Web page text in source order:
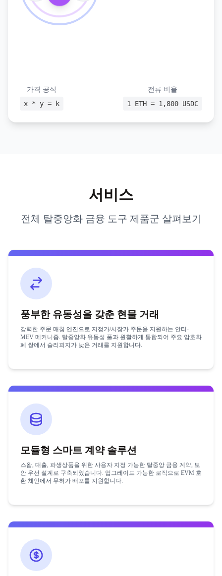
가격 공식
x * y = k
전류 비율
1 ETH = 1,800 USDC
서비스
전체 탈중앙화 금융 도구 제품군 살펴보기
풍부한 유동성을 갖춘 현물 거래
강력한 주문 매칭 엔진으로 지정가/시장가 주문을 지원하는 안티-
MEV 메커니즘. 탈중앙화 유동성 풀과 원활하게 통합되어 주요 암호화
폐 쌍에서 슬리피지가 낮은 거래를 지원합니다.
모듈형 스마트 계약 솔루션
스왑, 대출, 파생상품을 위한 사용자 지정 가능한 탈중앙 금융 계약, 보
안 우선 설계로 구축되었습니다. 업그레이드 가능한 로직으로 EVM 호
환 체인에서 무허가 배포를 지원합니다.